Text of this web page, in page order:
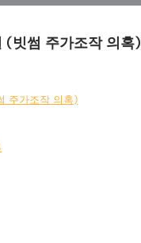
(빗썸 주가조작 의혹)
주가조작 의혹)